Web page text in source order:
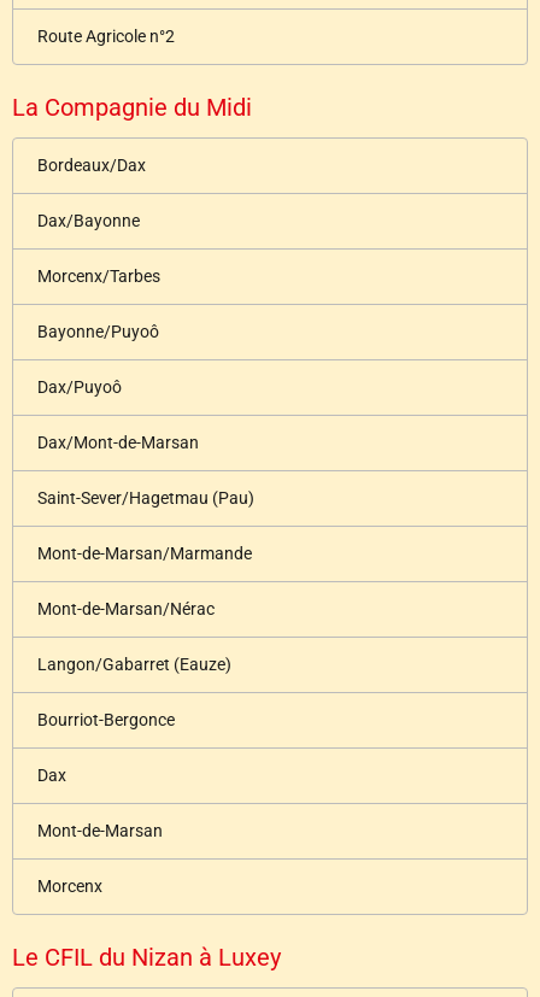
Route Agricole n°2
La Compagnie du Midi
Bordeaux/Dax
Dax/Bayonne
Morcenx/Tarbes
Bayonne/Puyoô
Dax/Puyoô
Dax/Mont-de-Marsan
Saint-Sever/Hagetmau (Pau)
Mont-de-Marsan/Marmande
Mont-de-Marsan/Nérac
Langon/Gabarret (Eauze)
Bourriot-Bergonce
Dax
Mont-de-Marsan
Morcenx
Le CFIL du Nizan à Luxey